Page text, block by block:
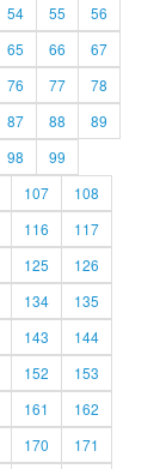
54 55
56
65 66
67
76 77
78
87 88
89
98
99
107
108
116
117
125
126
134
135
143
144
152
153
161
162
170
171